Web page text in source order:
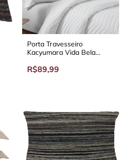
Porta Travesseiro
Kacyumara Vida Bela
R$89,99